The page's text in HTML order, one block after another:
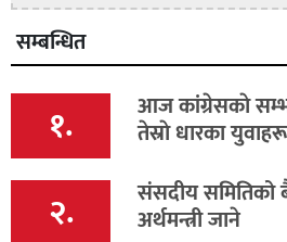
सम्बन्धित
१. आज कांग्रेसकाे
तेस्राे धारका
२. संसदीय समितिको
अर्थमन्त्री जाने